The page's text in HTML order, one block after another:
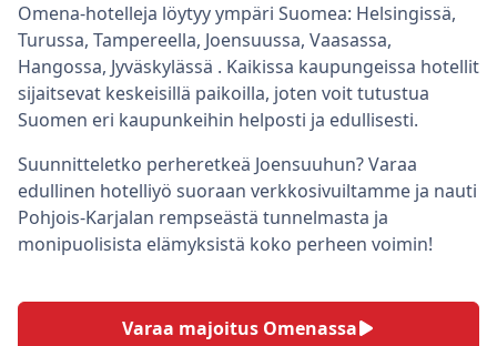
Omena-hotelleja löytyy ympäri Suomea: Helsingissä,
Turussa, Tampereella, Joensuussa, Vaasassa,
Hangossa, Jyväskylässä . Kaikissa kaupungeissa hotellit
sijaitsevat keskeisillä paikoilla, joten voit tutustua
Suomen eri kaupunkeihin helposti ja edullisesti.
Suunnitteletko perheretkeä Joensuuhun? Varaa
edullinen hotelliyö suoraan verkkosivuiltamme ja nauti
Pohjois-Karjalan rempseästä tunnelmasta ja
monipuolisista elämyksistä koko perheen voimin!
Varaa majoitus Omenassa